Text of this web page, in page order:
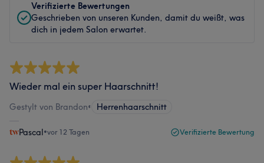
Verifizierte Bewertungen
Geschrieben von unseren Kunden, damit du weißt, was
dich in jedem Salon erwartet.
Wieder mal ein super Haarschnitt!
Gestylt von Brandon• Herrenhaarschnitt
Pascal•vor 12 Tagen Verifizierte Bewertung